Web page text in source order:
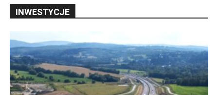
INWESTYCJE